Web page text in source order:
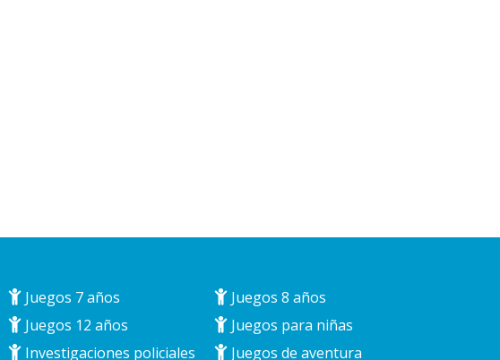
Juegos 7 años
Juegos 8 años
Juegos 12 años
Juegos para niñas
Investigaciones policiales Juegos de aventura